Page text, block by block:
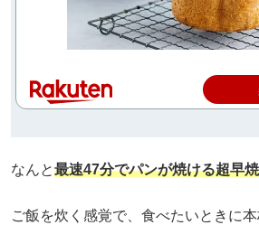
なんと最速47分でパンが焼ける超早
ご飯を炊く感覚で、食べたいときに